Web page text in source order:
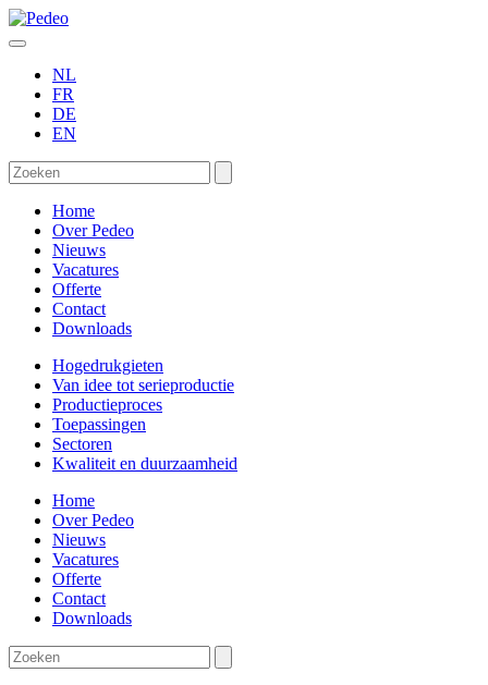
NL
FR
DE
EN
Home
Over Pedeo
Nieuws
Vacatures
Offerte
Contact
Downloads
Hogedrukgieten
Van idee tot serieproductie
Productieproces
Toepassingen
Sectoren
Kwaliteit en duurzaamheid
Home
Over Pedeo
Nieuws
Vacatures
Offerte
Contact
Downloads